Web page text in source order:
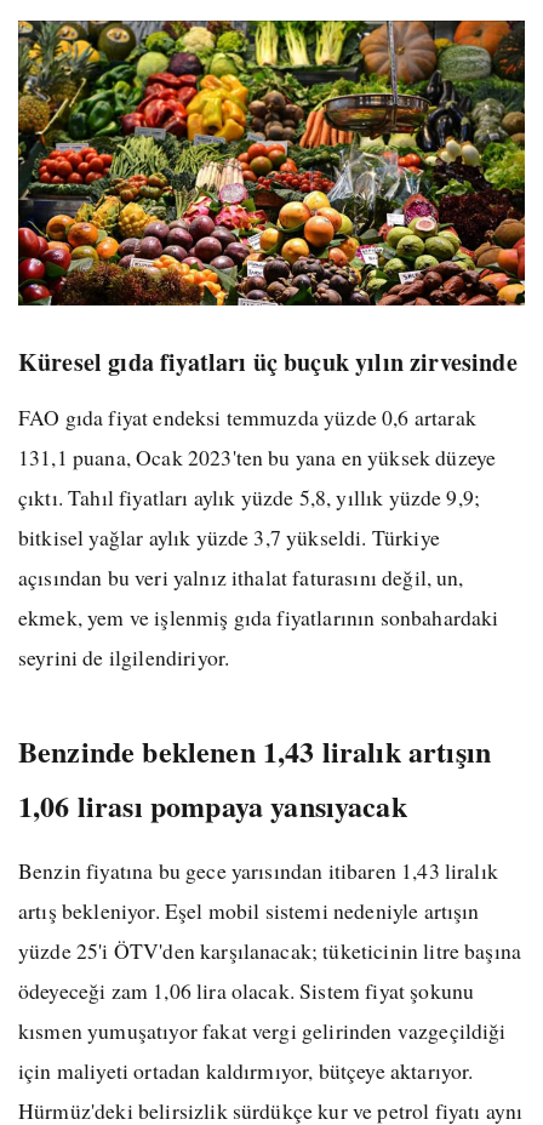
Küresel gıda fiyatları üç buçuk yılın zirvesinde
FAO gıda fiyat endeksi temmuzda yüzde 0,6 artarak
131,1 puana, Ocak 2023'ten bu yana en yüksek düzeye
çıktı. Tahıl fiyatları aylık yüzde 5,8, yıllık yüzde 9,9;
bitkisel yağlar aylık yüzde 3,7 yükseldi. Türkiye
açısından bu veri yalnız ithalat faturasını değil, un,
ekmek, yem ve işlenmiş gıda fiyatlarının sonbahardaki
seyrini de ilgilendiriyor.
Benzinde beklenen 1,43 liralık artışın
1,06 lirası pompaya yansıyacak
Benzin fiyatına bu gece yarısından itibaren 1,43 liralık
artış bekleniyor. Eşel mobil sistemi nedeniyle artışın
yüzde 25'i ÖTV'den karşılanacak; tüketicinin litre başına
ödeyeceği zam 1,06 lira olacak. Sistem fiyat şokunu
kısmen yumuşatıyor fakat vergi gelirinden vazgeçildiği
için maliyeti ortadan kaldırmıyor, bütçeye aktarıyor.
Hürmüz'deki belirsizlik sürdükçe kur ve petrol fiyatı aynı